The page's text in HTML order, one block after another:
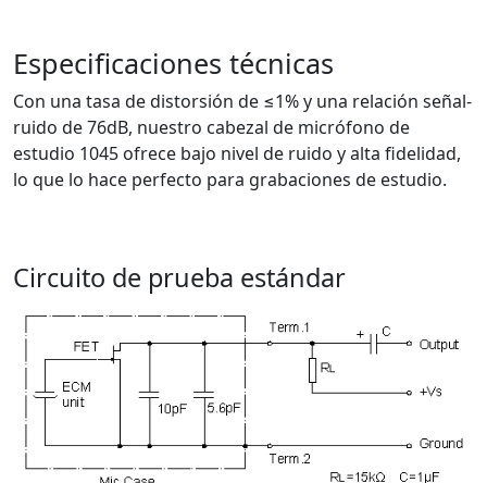
Especificaciones técnicas
Con una tasa de distorsión de ≤1% y una relación señal-
ruido de 76dB, nuestro cabezal de micrófono de
estudio 1045 ofrece bajo nivel de ruido y alta fidelidad,
lo que lo hace perfecto para grabaciones de estudio.
Circuito de prueba estándar